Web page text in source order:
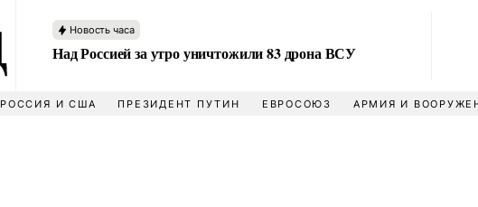
Новость часа
Над Россией за утро уничтожили 83 дрона ВСУ
РОССИЯ И США ПРЕЗИДЕНТ ПУТИН ЕВРОСОЮЗ АРМИЯ И